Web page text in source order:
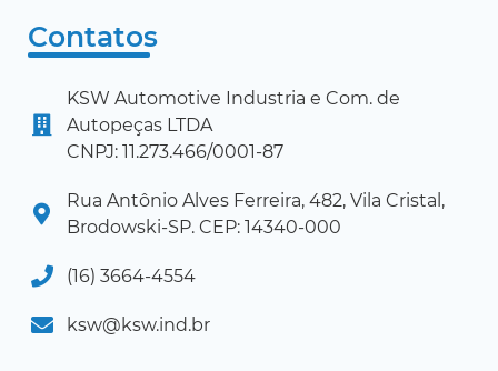
Contatos
KSW Automotive Industria e Com. de
Autopeças LTDA
CNPJ: 11.273.466/0001-87
Rua Antônio Alves Ferreira, 482, Vila Cristal,
Brodowski-SP. CEP: 14340-000
(16) 3664-4554
ksw@ksw.ind.br